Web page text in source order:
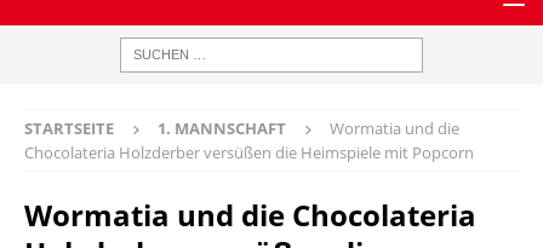
STARTSEITE 1. MANNSCHAFT
Wormatia und die
Chocolateria Holzderber versüßen die Heimspiele mit Popcorn
Wormatia und die Chocolateria